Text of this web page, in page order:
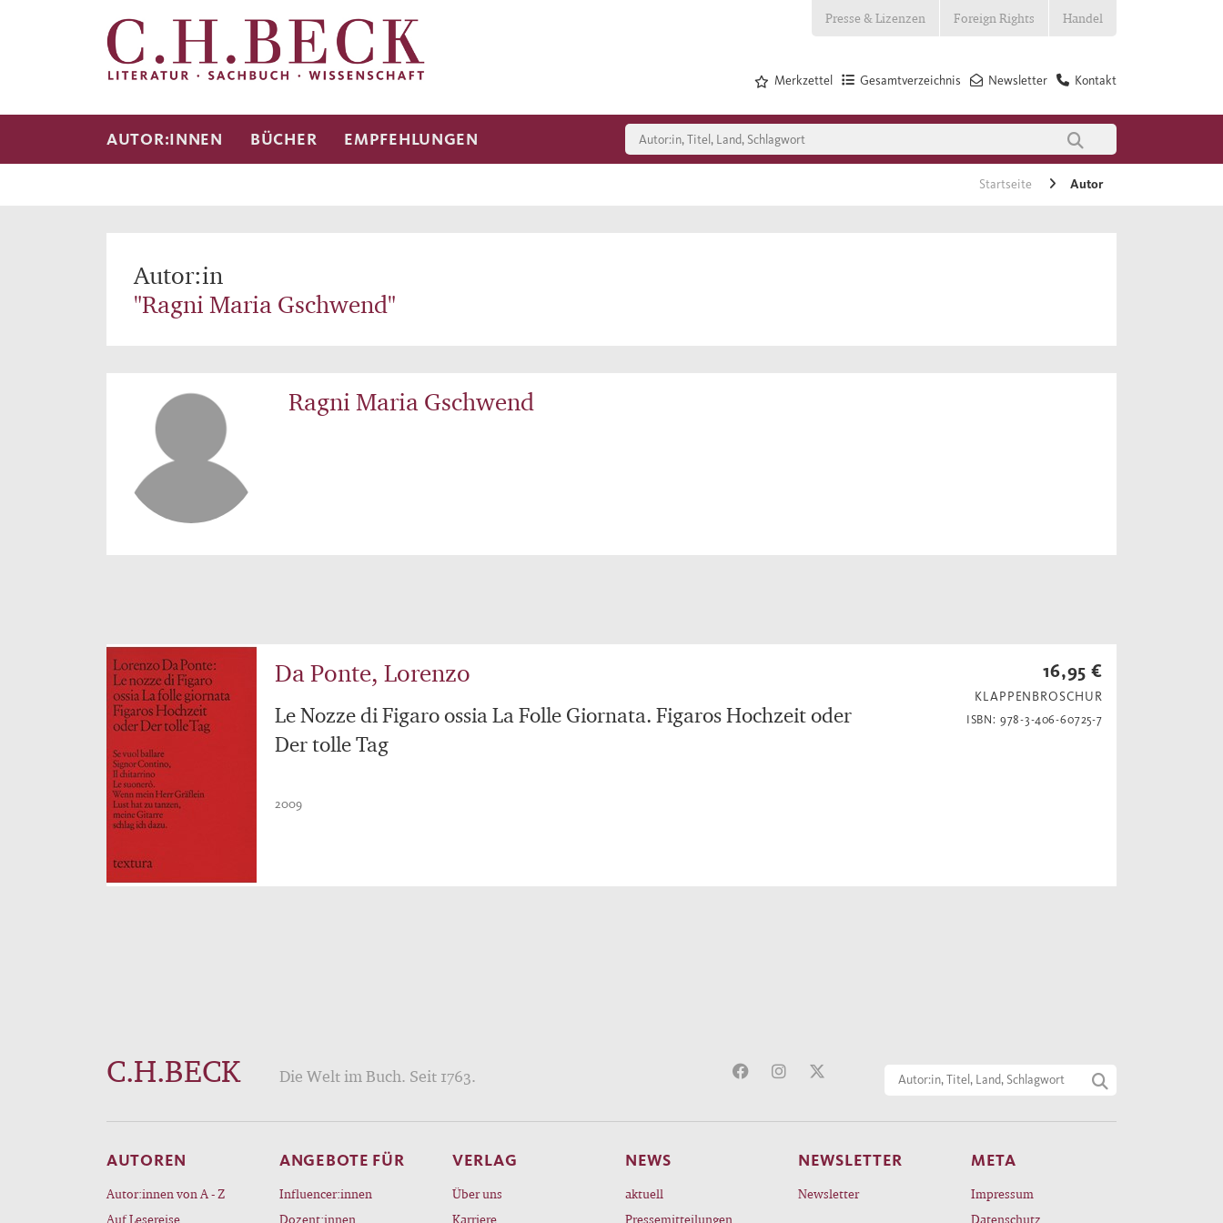
Presse & Lizenzen Foreign Rights Handel
Kontakt
Newsletter
Gesamtverzeichnis
Merkzettel
AUTOR:INNEN BÜCHER EMPFEHLUNGEN
Startseite Autor
Autor:in
"Ragni Maria Gschwend"
Ragni Maria Gschwend
Da Ponte, Lorenzo
Le Nozze di Figaro ossia La Folle Giornata. Figaros Hochzeit oder
Der tolle Tag
2009
16,95 €
KLAPPENBROSCHUR
ISBN: 978-3-406-60725-7
C.H.BECK Die Welt im Buch. Seit 1763.
AUTOREN
Autor:innen von A - Z
Auf Lesereise
ANGEBOTE FÜR
Influencer:innen
Dozent:innen
VERLAG
Über uns
Karriere
NEWS
aktuell
Pressemitteilungen
NEWSLETTER
Newsletter
META
Impressum
Datenschutz